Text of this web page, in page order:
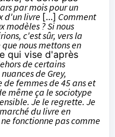
par mois pour un
d'un livre [...] Comment
modèles ? Si nous
c'est sûr, vers la
nous mettons en
qui vise d'après
de certains
de Grey,
femmes de 45 ans et
même ça le sociotype
Je le regrette. Je
du livre en
fonctionne pas comme